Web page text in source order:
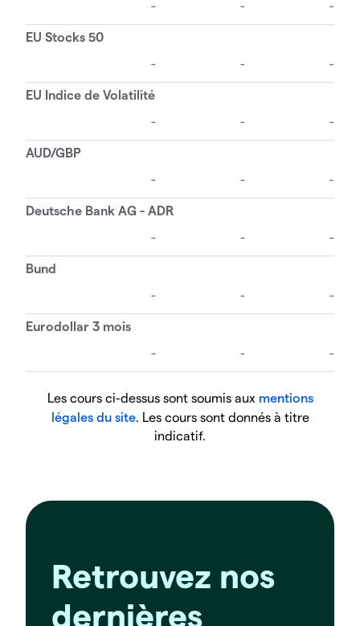
Les cours ci-dessus sont soumis aux mentions
légales du site. Les cours sont donnés à titre
indicatif.
Retrouvez nos
dernières